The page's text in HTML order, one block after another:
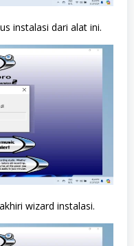
instalasi dari alat ini.
wizard instalasi.